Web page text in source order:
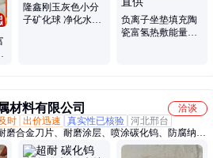
隆鑫刚玉灰色小分
子矿化球 净化水质
负离子坐垫填充陶
瓷富氢热敷能量球
材料有限公司
洽谈
时 出价迅速 真实性已核验 河北邢台
磨合金刀片、耐磨涂层、喷涂碳化钨、防腐纳米